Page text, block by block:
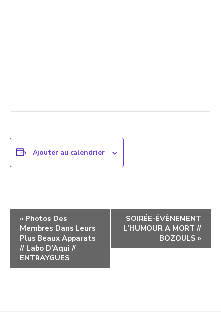
Ajouter au calendrier
Navigation
évènement
« Photos Des
Membres Dans Leurs
Plus Beaux Apparats
// Labo D’Aqui //
ENTRAYGUES
SOIRÉE-ÉVÈNEMENT
L’HUMOUR A MORT //
BOZOULS »